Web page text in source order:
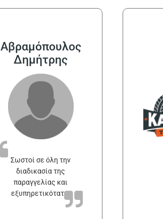
Αβραμόπουλος
Δημήτρης
Σωστοί σε όλη την
διαδικασία της
παραγγελίας και
εξυπηρετικότατοι